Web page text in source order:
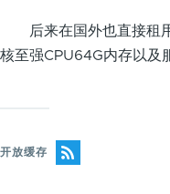
后来在国外也直接租用
核至强CPU64G内存以及
开放缓存